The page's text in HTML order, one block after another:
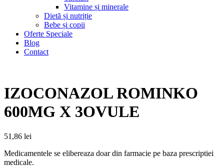
Vitamine și minerale
Dietă și nutriție
Bebe și copii
Oferte Speciale
Blog
Contact
IZOCONAZOL ROMINKO
600MG X 3OVULE
51,86 lei
Medicamentele se elibereaza doar din farmacie pe baza prescriptiei
medicale.